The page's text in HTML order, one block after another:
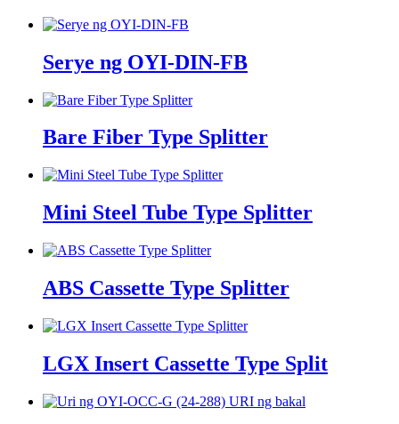
Serye ng OYI-DIN-FB
Bare Fiber Type Splitter
Mini Steel Tube Type Splitter
ABS Cassette Type Splitter
LGX Insert Cassette Type Split